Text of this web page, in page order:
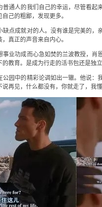
通人的我们自己的幸运，尽管看
己的粗鄙，发现更多。
缺点成就对的人。没有谁是完美的
真正的声音来自内心。
业功成而心急如焚的兰波教授，
教育。是成为行走的活书包还是独
园中的精彩论调如出一辙。他说
再见，什么都没有，你就走了，我